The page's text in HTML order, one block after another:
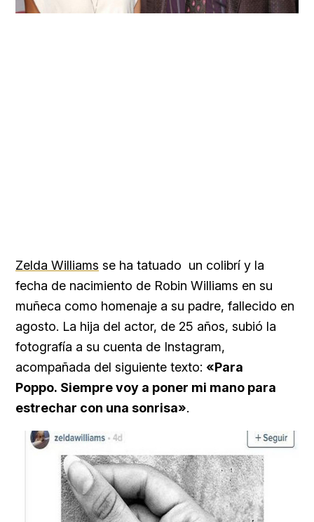
Zelda Williams se ha tatuado un colibrí y la
fecha de nacimiento de Robin Williams en su
muñeca como homenaje a su padre, fallecido en
agosto. La hija del actor, de 25 años, subió la
fotografía a su cuenta de Instagram,
acompañada del siguiente texto: «Para
Poppo. Siempre voy a poner mi mano para
estrechar con una sonrisa».